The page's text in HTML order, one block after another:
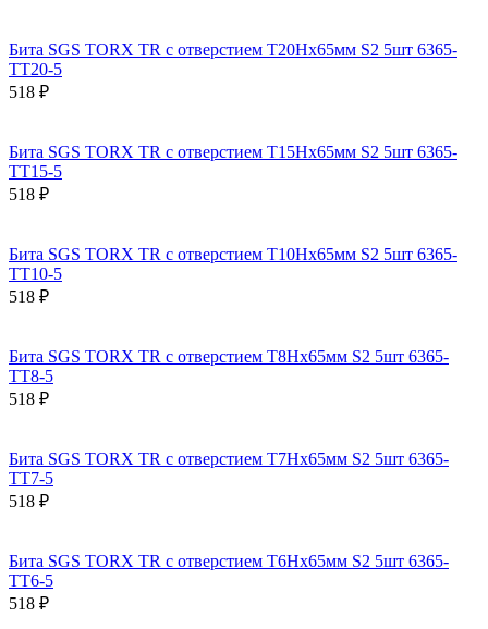
Бита SGS TORX TR с отверстием T20Hх65мм S2 5шт 6365-
TT20-5
518 ₽
Бита SGS TORX TR с отверстием T15Hх65мм S2 5шт 6365-
TT15-5
518 ₽
Бита SGS TORX TR с отверстием T10Hх65мм S2 5шт 6365-
TT10-5
518 ₽
Бита SGS TORX TR с отверстием T8Hх65мм S2 5шт 6365-
TT8-5
518 ₽
Бита SGS TORX TR с отверстием T7Hх65мм S2 5шт 6365-
TT7-5
518 ₽
Бита SGS TORX TR с отверстием T6Hх65мм S2 5шт 6365-
TT6-5
518 ₽